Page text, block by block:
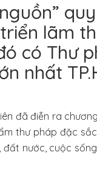
lãm
có Thư
nhất
đã điễn ra
thư pháp đặc
nước, cuộc